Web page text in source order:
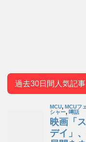
過去30日間人気記事